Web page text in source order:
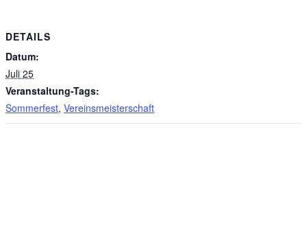
DETAILS
Datum:
Juli 25
Veranstaltung-Tags:
Sommerfest, Vereinsmeisterschaft